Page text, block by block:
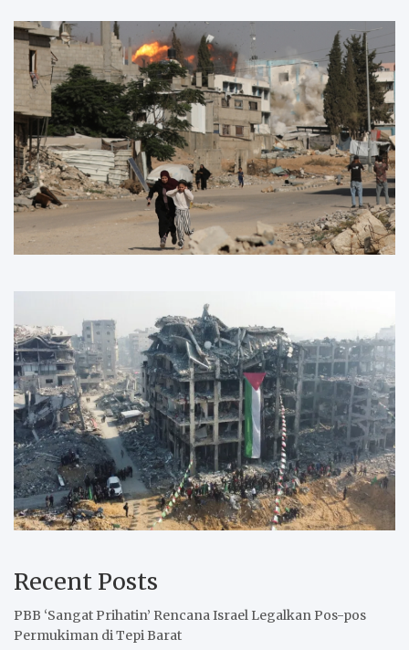
Recent Posts
PBB ‘Sangat Prihatin’ Rencana Israel Legalkan Pos-pos
Permukiman di Tepi Barat